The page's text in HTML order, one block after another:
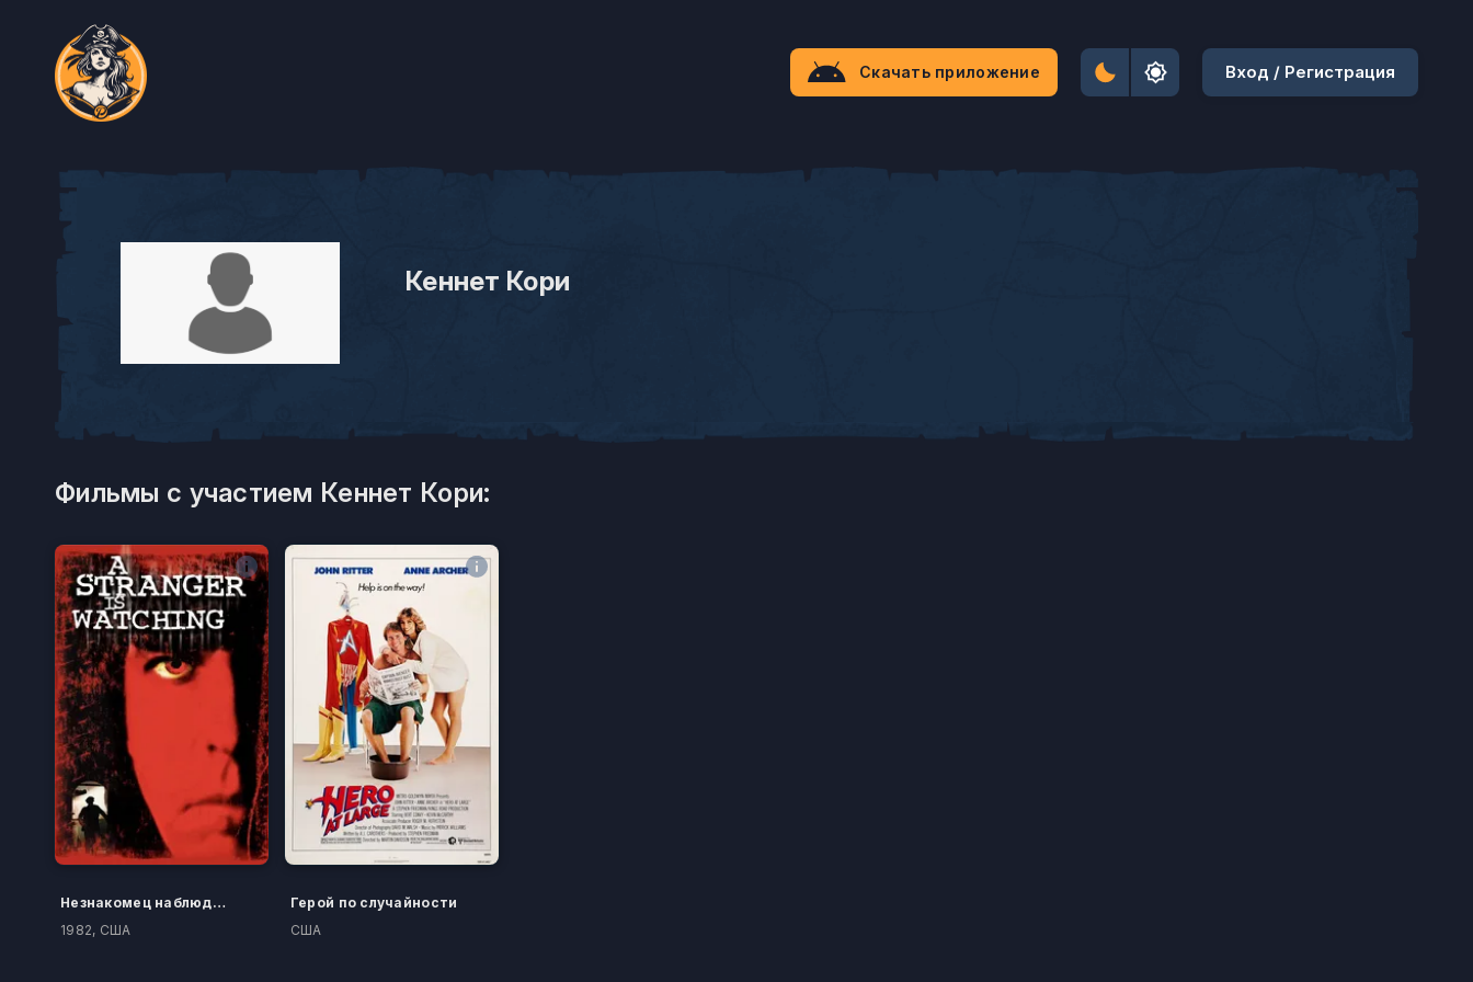
Скачать приложение Вход / Регистрация
Кеннет Кори
Фильмы с участием Кеннет Кори:
Незнакомец наблюдает
1982, США
Герой по случайности
США